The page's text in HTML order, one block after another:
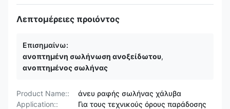
Λεπτομέρειες προιόντος
Επισημαίνω:
ανοπτημένη σωλήνωση ανοξείδωτου,
ανοπτημένος σωλήνας
Product Name::
άνευ ραφής σωλήνας χάλυβα
Application::
Για τους τεχνικούς όρους παράδοσης